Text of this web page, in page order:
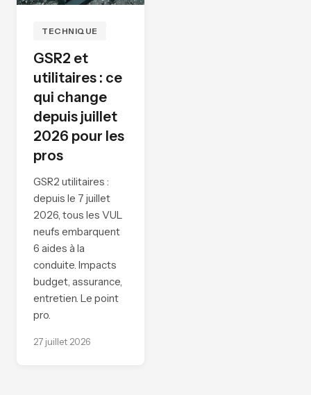
TECHNIQUE
GSR2 et
utilitaires : ce
qui change
depuis juillet
2026 pour les
pros
GSR2 utilitaires :
depuis le 7 juillet
2026, tous les VUL
neufs embarquent
6 aides à la
conduite. Impacts
budget, assurance,
entretien. Le point
pro.
27 juillet 2026